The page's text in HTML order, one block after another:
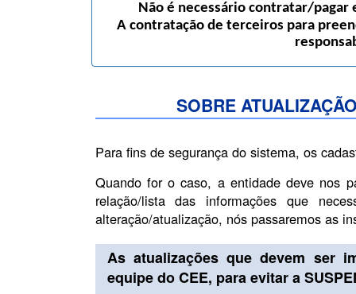
Não é necessário contratar/
A contratação de terceiros para
SOBRE
Para fins de segurança do sistema, os
Quando for o caso, a entidade deve nos
relação/lista das informações que
alteração/atualização, nós passaremos as
As atualizações que devem ser
equipe do CEE, para evitar a